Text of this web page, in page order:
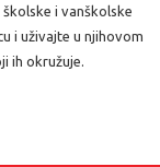
i vanškolske
i uživajte u njihovom
ih okružuje.